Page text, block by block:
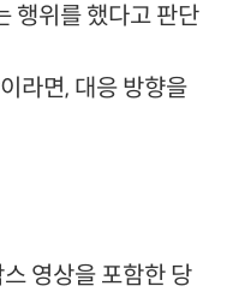
행위를 했다고 판단
라면, 대응 방향을
영상을 포함한 당